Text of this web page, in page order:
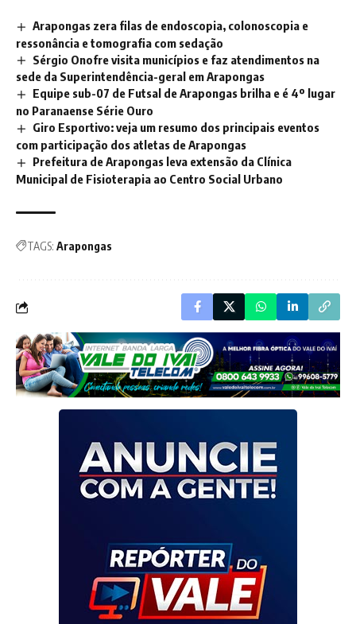
Arapongas zera filas de endoscopia, colonoscopia e
ressonância e tomografia com sedação
Sérgio Onofre visita municípios e faz atendimentos na
sede da Superintendência-geral em Arapongas
Equipe sub-07 de Futsal de Arapongas brilha e é 4º lugar
no Paranaense Série Ouro
Giro Esportivo: veja um resumo dos principais eventos
com participação dos atletas de Arapongas
Prefeitura de Arapongas leva extensão da Clínica
Municipal de Fisioterapia ao Centro Social Urbano
TAGS: Arapongas